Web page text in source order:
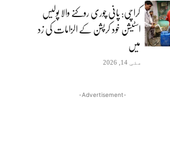
کراچی: پانی چوری روکنے والا پولیس
اسٹیشن خود کرپشن کے الزامات کی زد
میں
مئی 14, 2026
-Advertisement-